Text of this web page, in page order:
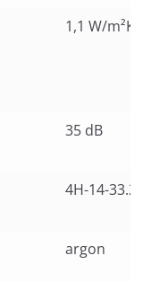
1,1 W/m²K
35 dB
4H-14-33.2T
argon